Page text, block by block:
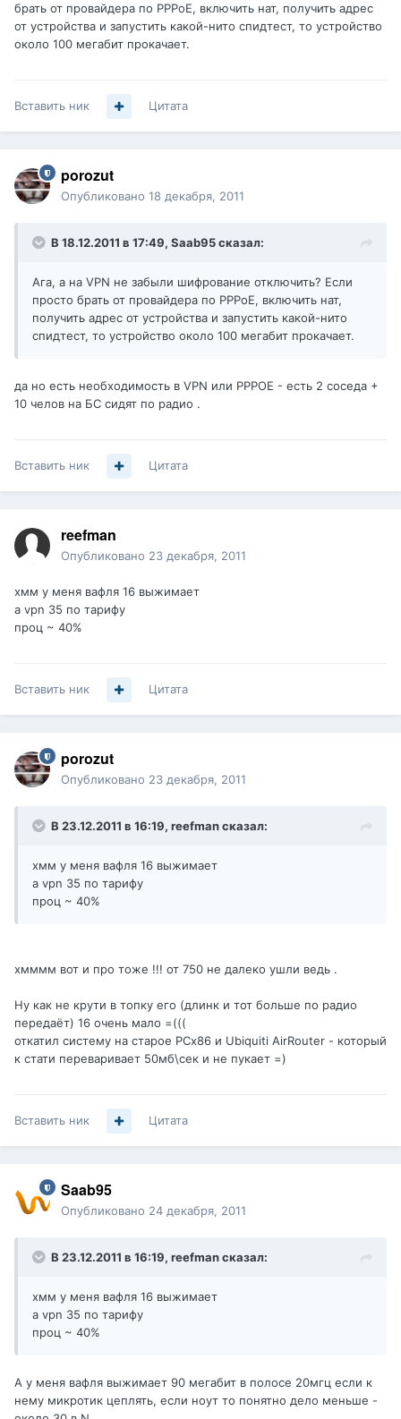
брать от провайдера по PPPoE, включить нат, получить адрес
от устройства и запустить какой-нито спидтест, то устройство
около 100 мегабит прокачает.
Вставить ник Цитата
porozut
Опубликовано 18 декабря, 2011
В 18.12.2011 в 17:49, Saab95 сказал:
Ага, а на VPN не забыли шифрование отключить? Если
просто брать от провайдера по PPPoE, включить нат,
получить адрес от устройства и запустить какой-нито
спидтест, то устройство около 100 мегабит прокачает.
да но есть необходимость в VPN или PPPOE - есть 2 соседа +
10 челов на БС сидят по радио .
Вставить ник Цитата
reefman
Опубликовано 23 декабря, 2011
хмм у меня вафля 16 выжимает
а vpn 35 по тарифу
проц ~ 40%
Вставить ник Цитата
porozut
Опубликовано 23 декабря, 2011
В 23.12.2011 в 16:19, reefman сказал:
хмм у меня вафля 16 выжимает
а vpn 35 по тарифу
проц ~ 40%
хмммм вот и про тоже !!! от 750 не далеко ушли ведь .
Ну как не крути в топку его (длинк и тот больше по радио
передаёт) 16 очень мало =(((
откатил систему на старое PCx86 и Ubiquiti AirRouter - который
к стати переваривает 50мб\сек и не пукает =)
Вставить ник Цитата
Saab95
Опубликовано 24 декабря, 2011
В 23.12.2011 в 16:19, reefman сказал:
хмм у меня вафля 16 выжимает
а vpn 35 по тарифу
проц ~ 40%
А у меня вафля выжимает 90 мегабит в полосе 20мгц если к
нему микротик цеплять, если ноут то понятно дело меньше -